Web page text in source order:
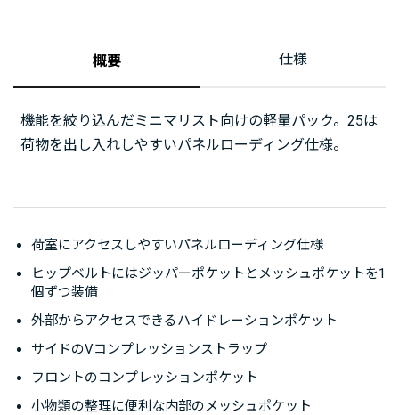
概要 仕様
機能を絞り込んだミニマリスト向けの軽量パック。25は
荷物を出し入れしやすいパネルローディング仕様。
荷室にアクセスしやすいパネルローディング仕様
ヒップベルトにはジッパーポケットとメッシュポケットを1
個ずつ装備
外部からアクセスできるハイドレーションポケット
サイドのVコンプレッションストラップ
フロントのコンプレッションポケット
小物類の整理に便利な内部のメッシュポケット